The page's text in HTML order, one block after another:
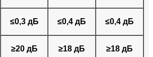
≤0,3 дБ ≤0,4 дБ ≤0,4 дБ
≥20 дБ ≥18 дБ ≥18 дБ